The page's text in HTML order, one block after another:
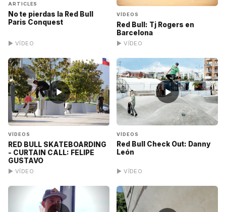
ARTICLES
No te pierdas la Red Bull
Paris Conquest
▶ VÍDEO
VÍDEOS
Red Bull: Tj Rogers en
Barcelona
▶ VÍDEO
▶
VÍDEOS
RED BULL SKATEBOARDING
- CURTAIN CALL: FELIPE
GUSTAVO
▶ VÍDEO
▶
VÍDEOS
Red Bull Check Out: Danny
León
▶ VÍDEO